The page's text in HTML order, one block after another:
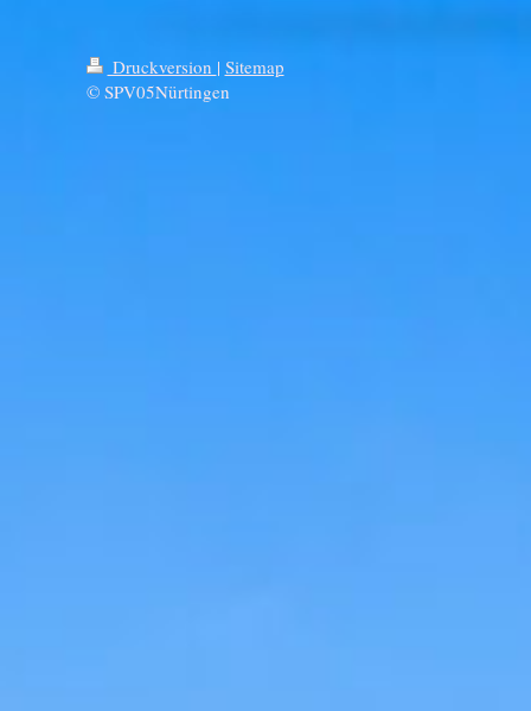
Druckversion | Sitemap
© SPV05Nürtingen